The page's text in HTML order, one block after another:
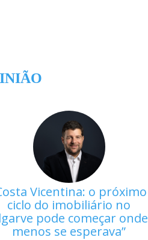
Vicentina: o próximo
ciclo do imobiliário no
pode começar onde
menos se esperava